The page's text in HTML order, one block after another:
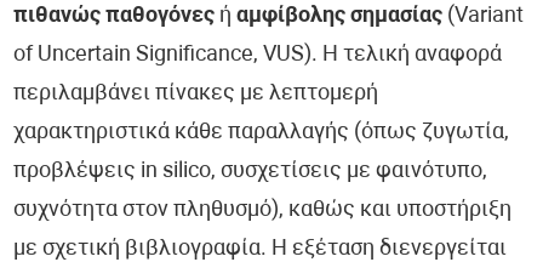
πιθανώς παθογόνες ήαμφίβολης σημασίας (Variant
of Uncertain Significance, VUS). Η τελική αναφορά
περιλαμβάνει πίνακες με λεπτομερή
χαρακτηριστικά κάθε παραλλαγής (όπως ζυγωτία,
προβλέψεις in silico, συσχετίσεις με φαινότυπο,
συχνότητα στον πληθυσμό), καθώς και υποστήριξη
με σχετική βιβλιογραφία. Η εξέταση διενεργείται